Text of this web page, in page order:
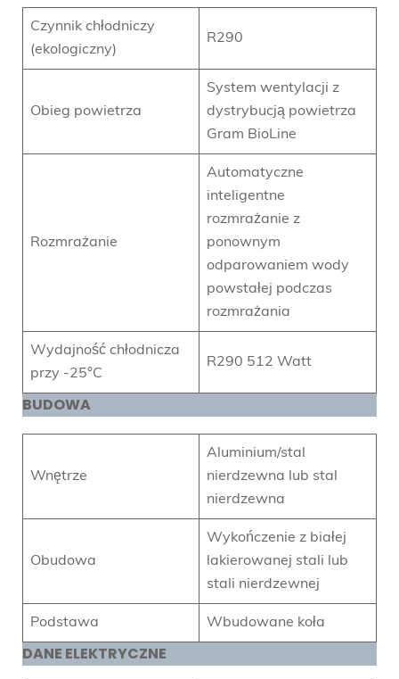
Czynnik chłodniczy
(ekologiczny)
R290
Obieg powietrza
System wentylacji z
dystrybucją powietrza
Gram BioLine
Rozmrażanie
Automatyczne
inteligentne
rozmrażanie z
ponownym
odparowaniem wody
powstałej podczas
rozmrażania
Wydajność chłodnicza
przy -25°C
R290 512 Watt
BUDOWA
Wnętrze
Aluminium/stal
nierdzewna lub stal
nierdzewna
Obudowa
Wykończenie z białej
lakierowanej stali lub
stali nierdzewnej
Podstawa Wbudowane koła
DANE ELEKTRYCZNE